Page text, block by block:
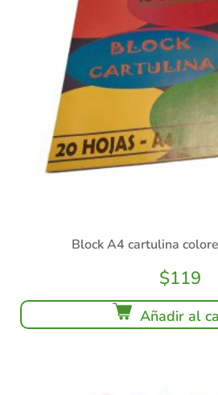
Block A4 cartulina
$119
Añadir al